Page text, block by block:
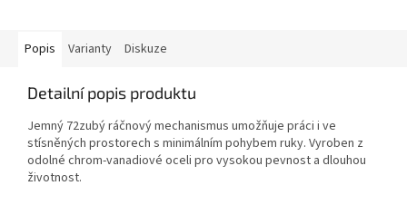
Popis Varianty Diskuze
Detailní popis produktu
Jemný 72zubý ráčnový mechanismus umožňuje práci i ve
stísněných prostorech s minimálním pohybem ruky. Vyroben z
odolné chrom-vanadiové oceli pro vysokou pevnost a dlouhou
životnost.